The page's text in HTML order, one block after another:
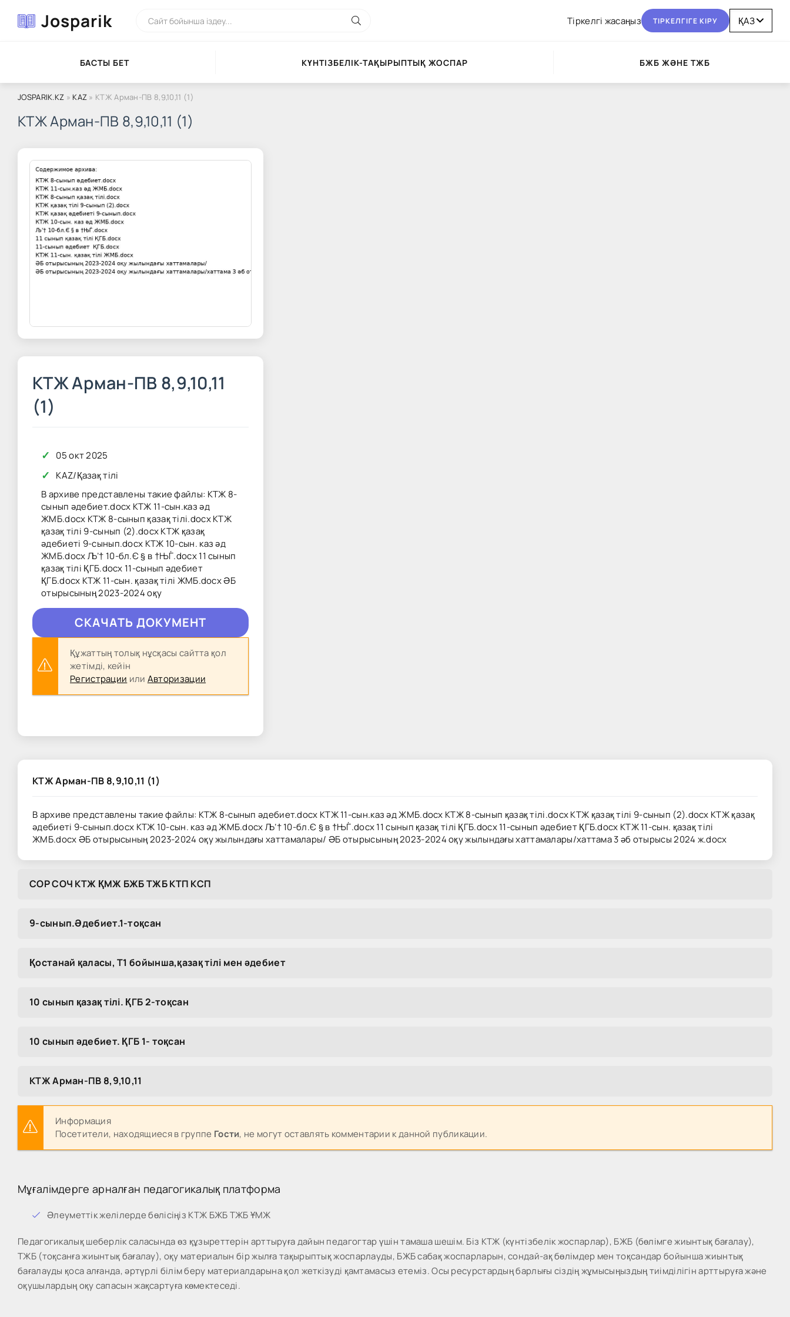
Josparik Тіркелгі жасаңыз ТІРКЕЛГІГЕ КІРУ
БАСТЫ БЕТ КҮНТІЗБЕЛІК-ТАҚЫРЫПТЫҚ ЖОСПАР БЖБ ЖӘНЕ ТЖБ
JOSPARIK.KZ » KAZ » КТЖ Арман-ПВ 8,9,10,11 (1)
КТЖ Арман-ПВ 8,9,10,11 (1)
КТЖ Арман-ПВ 8,9,10,11
(1)
✓ 05 окт 2025
✓ KAZ/Қазақ тілі
В архиве представлены такие файлы: КТЖ 8-
сынып әдебиет.docx КТЖ 11-сын.каз әд
ЖМБ.docx КТЖ 8-сынып қазақ тілі.docx КТЖ
қазақ тілі 9-сынып (2).docx КТЖ қазақ
әдебиеті 9-сынып.docx КТЖ 10-сын. каз әд
ЖМБ.docx Љ’† 10-бл­.Є § в †ЊЃ.docx 11 сынып
қазақ тілі ҚГБ.docx 11-сынып әдебиет
ҚГБ.docx КТЖ 11-сын. қазақ тілі ЖМБ.docx ӘБ
отырысының 2023-2024 оқу
CКAЧAТЬ ДОКУМЕНТ
Құжаттың толық нұсқасы сайтта қол
жетімді, кейін
Регистрации или Авторизации
КТЖ Арман-ПВ 8,9,10,11 (1)
В архиве представлены такие файлы: КТЖ 8-сынып әдебиет.docx КТЖ 11-сын.каз әд ЖМБ.docx КТЖ 8-сынып қазақ тілі.docx КТЖ қазақ тілі 9-сынып (2).docx КТЖ қазақ
әдебиеті 9-сынып.docx КТЖ 10-сын. каз әд ЖМБ.docx Љ’† 10-бл­.Є § в †ЊЃ.docx 11 сынып қазақ тілі ҚГБ.docx 11-сынып әдебиет ҚГБ.docx КТЖ 11-сын. қазақ тілі
ЖМБ.docx ӘБ отырысының 2023-2024 оқу жылындағы хаттамалары/ ӘБ отырысының 2023-2024 оқу жылындағы хаттамалары/хаттама 3 әб отырысы 2024 ж.docx
COP COЧ KTЖ ҚMЖ БЖБ TЖБ KTП KCП
9-сынып.Әдебиет.1-тоқсан
Қостанай қаласы, Т1 бойынша,қазақ тілі мен әдебиет
10 сынып қазақ тілі. ҚГБ 2-тоқсан
10 сынып әдебиет. ҚГБ 1- тоқсан
КТЖ Арман-ПВ 8,9,10,11
Информация
Посетители, находящиеся в группе Гости, не могут оставлять комментарии к данной публикации.
Мұғалімдерге арналған педагогикалық платформа
Әлеуметтік желілерде бөлісіңіз КТЖ БЖБ ТЖБ ҰМЖ
Педагогикалық шеберлік саласында өз құзыреттерін арттыруға дайын педагогтар үшін тамаша шешім. Біз КТЖ (күнтізбелік жоспарлар), БЖБ (бөлімге жиынтық бағалау),
ТЖБ (тоқсанға жиынтық бағалау), оқу материалын бір жылға тақырыптық жоспарлауды, БЖБ сабақ жоспарларын, сондай-ақ бөлімдер мен тоқсандар бойынша жиынтық
бағалауды қоса алғанда, әртүрлі білім беру материалдарына қол жеткізуді қамтамасыз етеміз. Осы ресурстардың барлығы сіздің жұмысыңыздың тиімділігін арттыруға және
оқушылардың оқу сапасын жақсартуға көмектеседі.